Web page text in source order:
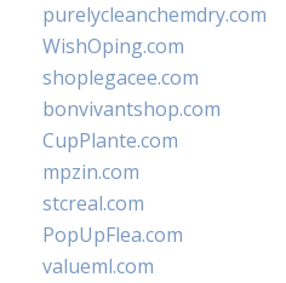
purelycleanchemdry.com
WishOping.com
shoplegacee.com
bonvivantshop.com
CupPlante.com
mpzin.com
stcreal.com
PopUpFlea.com
valueml.com